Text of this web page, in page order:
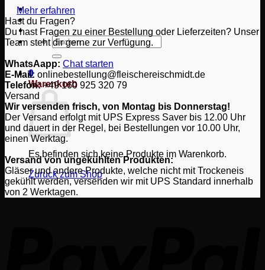
Suchen
nach:
0
Warenkorb
Es befinden sich keine Produkte im Warenkorb.
Zurück zum Shop
Mehr erfahren
Hast du Fragen?
Du hast Fragen zu einer Bestellung oder Lieferzeiten? Unser
Team steht dir gerne zur Verfügung.
WhatsAapp: Chat starten
E-Mail: onlinebestellung@fleischereischmidt.de
Telefon:‎+49 160 925 320 79
Versand
Wir versenden frisch, von Montag bis Donnerstag!
Der Versand erfolgt mit UPS Express Saver bis 12.00 Uhr
und dauert in der Regel, bei Bestellungen vor 10.00 Uhr,
einen Werktag.
Versand von ungekühlten Produkten:
Gläser und andere Produkte, welche nicht mit Trockeneis
gekühlt werden, versenden wir mit UPS Standard innerhalb
von 2 Werktagen.